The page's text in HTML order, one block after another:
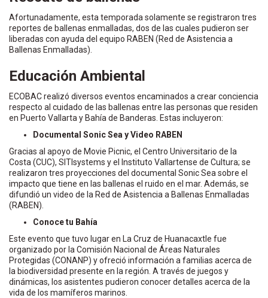
Afortunadamente, esta temporada solamente se registraron tres
reportes de ballenas enmalladas, dos de las cuales pudieron ser
liberadas con ayuda del equipo RABEN (Red de Asistencia a
Ballenas Enmalladas).
Educación Ambiental
ECOBAC realizó diversos eventos encaminados a crear conciencia
respecto al cuidado de las ballenas entre las personas que residen
en Puerto Vallarta y Bahía de Banderas. Estas incluyeron:
Documental Sonic Sea y Video RABEN
Gracias al apoyo de Movie Picnic, el Centro Universitario de la
Costa (CUC), SITIsystems y el Instituto Vallartense de Cultura; se
realizaron tres proyecciones del documental Sonic Sea sobre el
impacto que tiene en las ballenas el ruido en el mar. Además, se
difundió un video de la Red de Asistencia a Ballenas Enmalladas
(RABEN).
Conoce tu Bahía
Este evento que tuvo lugar en La Cruz de Huanacaxtle fue
organizado por la Comisión Nacional de Áreas Naturales
Protegidas (CONANP) y ofreció información a familias acerca de
la biodiversidad presente en la región. A través de juegos y
dinámicas, los asistentes pudieron conocer detalles acerca de la
vida de los mamíferos marinos.